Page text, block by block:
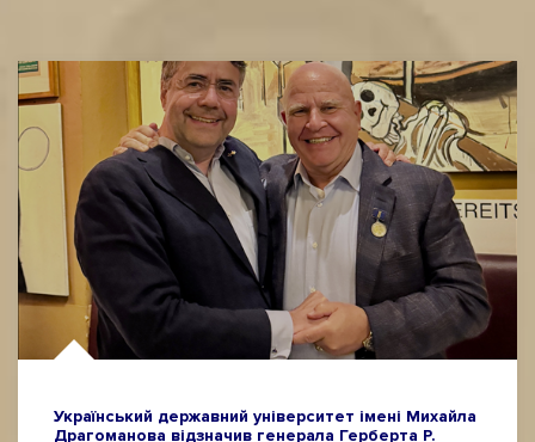
Український державний університет імені Михайла
Драгоманова відзначив генерала Герберта Р.